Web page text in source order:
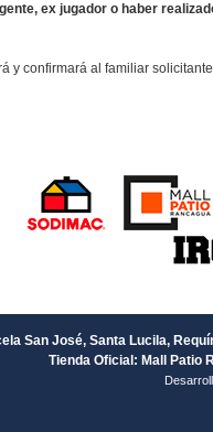
ex jugador o haber
y confirmará al familiar
San José, Santa Lucila,
Tienda Oficial: Mall Patio